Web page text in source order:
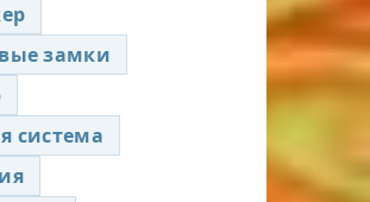
замки
система